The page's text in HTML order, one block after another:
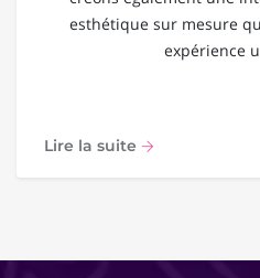
esthétique sur mesure
expérience
Lire la suite